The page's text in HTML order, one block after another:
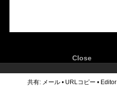
Close
共有: メール • URLコピー • Editor